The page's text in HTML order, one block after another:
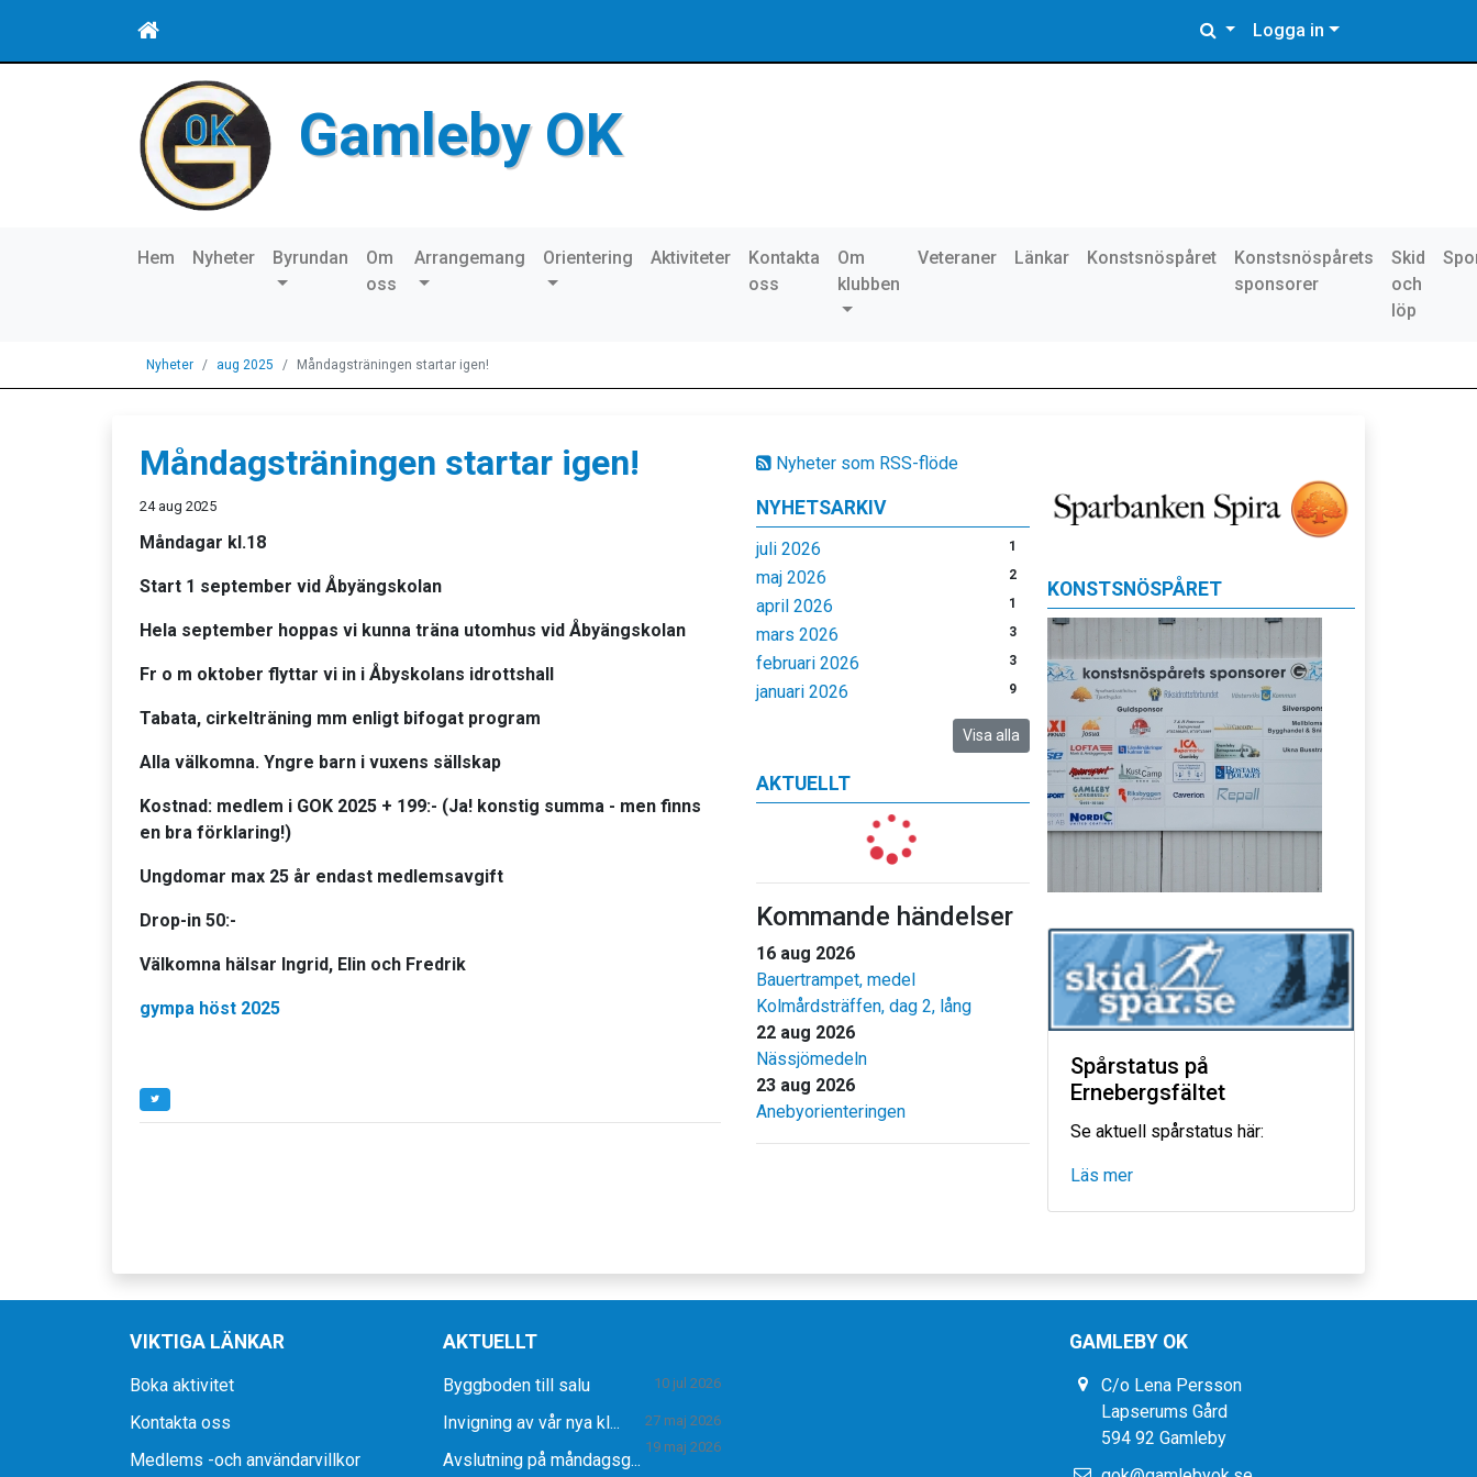
Logga in
Gamleby OK
Hem Nyheter Byrundan
Om
oss
Arrangemang Orientering Aktiviteter
Kontakta
oss
Om
klubben
Veteraner Länkar Konstsnöspåret
Konstsnöspårets
sponsorer
Skid
och
löp
Nyheter aug 2025 Måndagsträningen startar igen!
Nyheter som RSS-flöde
NYHETSARKIV
juli 2026 1
maj 2026 2
april 2026 1
mars 2026 3
februari 2026 3
januari 2026 9
Visa alla
AKTUELLT
Kommande händelser
16 aug 2026
Bauertrampet, medel
Kolmårdsträffen, dag 2, lång
22 aug 2026
Nässjömedeln
23 aug 2026
Anebyorienteringen
Måndagsträningen startar igen!
24 aug 2025
Måndagar kl.18
Start 1 september vid Åbyängskolan
Hela september hoppas vi kunna träna utomhus vid Åbyängskolan
Fr o m oktober flyttar vi in i Åbyskolans idrottshall
Tabata, cirkelträning mm enligt bifogat program
Alla välkomna. Yngre barn i vuxens sällskap
Kostnad: medlem i GOK 2025 + 199:- (Ja! konstig summa - men finns
en bra förklaring!)
Ungdomar max 25 år endast medlemsavgift
Drop-in 50:-
Välkomna hälsar Ingrid, Elin och Fredrik
gympa höst 2025
KONSTSNÖSPÅRET
Spårstatus på
Ernebergsfältet
Se aktuell spårstatus här:
Läs mer
VIKTIGA LÄNKAR
Boka aktivitet
Kontakta oss
Medlems -och användarvillkor
AKTUELLT
Byggboden till salu 10 jul 2026
27 maj 2026
Invigning av vår nya kl...
19 maj 2026
Avslutning på måndagsg...
GAMLEBY OK
C/o Lena Persson
Lapserums Gård
594 92 Gamleby